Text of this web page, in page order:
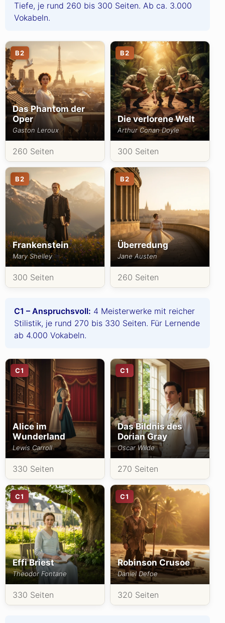
Tiefe, je rund 260 bis 300 Seiten. Ab ca. 3.000
Vokabeln.
B2
Das Phantom der
Oper
Gaston Leroux
260 Seiten
B2
Die verlorene Welt
Arthur Conan Doyle
300 Seiten
B2
Frankenstein
Mary Shelley
300 Seiten
B2
Überredung
Jane Austen
260 Seiten
C1 – Anspruchsvoll: 4 Meisterwerke mit reicher
Stilistik, je rund 270 bis 330 Seiten. Für Lernende
ab 4.000 Vokabeln.
C1
Alice im
Wunderland
Lewis Carroll
330 Seiten
C1
Das Bildnis des
Dorian Gray
Oscar Wilde
270 Seiten
C1
Effi Briest
Theodor Fontane
330 Seiten
C1
Robinson Crusoe
Daniel Defoe
320 Seiten